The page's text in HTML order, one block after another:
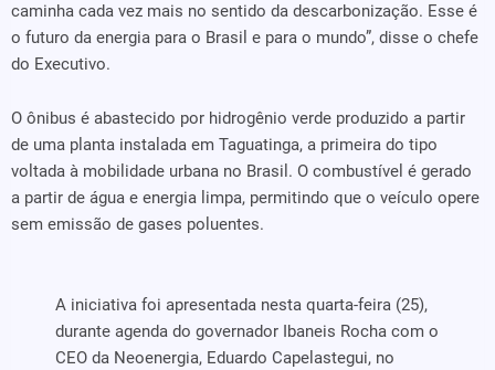
caminha cada vez mais no sentido da descarbonização. Esse é
o futuro da energia para o Brasil e para o mundo”, disse o chefe
do Executivo.
O ônibus é abastecido por hidrogênio verde produzido a partir
de uma planta instalada em Taguatinga, a primeira do tipo
voltada à mobilidade urbana no Brasil. O combustível é gerado
a partir de água e energia limpa, permitindo que o veículo opere
sem emissão de gases poluentes.
A iniciativa foi apresentada nesta quarta-feira (25),
durante agenda do governador Ibaneis Rocha com o
CEO da Neoenergia, Eduardo Capelastegui, no